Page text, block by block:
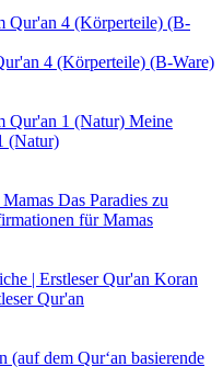
4 (Körperteile) (B-Ware)
Meine
(Natur)
Das Paradies zu
für Mamas
Koran
Qur'an